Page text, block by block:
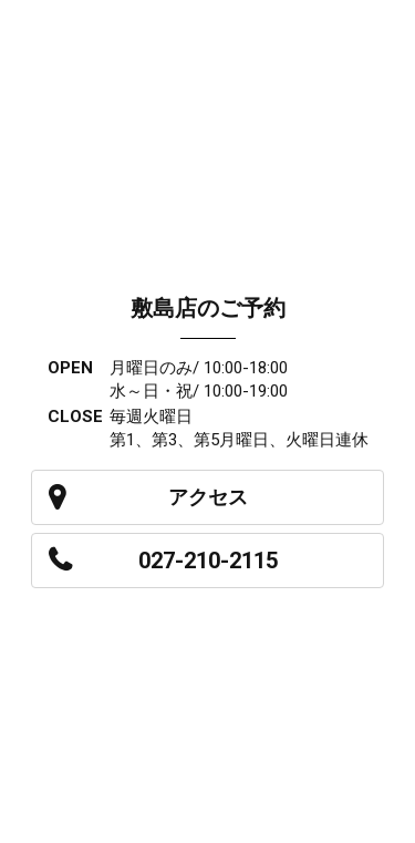
敷島店のご予約
OPEN
月曜日のみ/ 10:00-18:00
水～日・祝/ 10:00-19:00
CLOSE 毎週火曜日
第1、第3、第5月曜日、火曜日連休
アクセス
027-210-2115